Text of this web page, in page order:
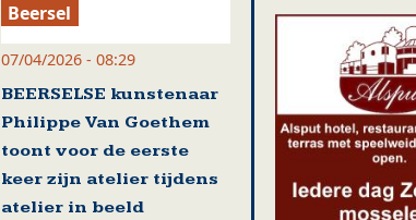
Beersel
07/04/2026 - 08:29
BEERSELSE kunstenaar
Philippe Van Goethem
toont voor de eerste
keer zijn atelier tijdens
atelier in beeld